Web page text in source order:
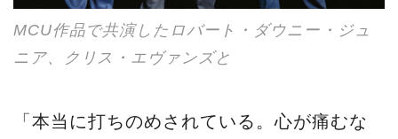
MCU作品で共演したロバート・ダウニー・ジュ
ニア、クリス・エヴァンズと
「本当に打ちのめされている。心が痛むな